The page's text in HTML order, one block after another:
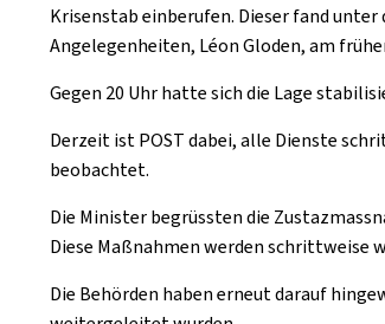
Krisenstab einberufen. Dieser fand
Angelegenheiten, Léon Gloden, am
Gegen 20 Uhr hatte sich die Lage
Derzeit ist POST dabei, alle Dienste
beobachtet.
Die Minister begrüssten die
Diese Maßnahmen werden schrittweise
Die Behörden haben erneut darauf